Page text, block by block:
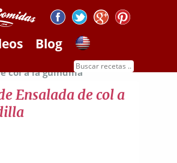
Blog
Receta de
col a la guindilla
Ensalada de col a